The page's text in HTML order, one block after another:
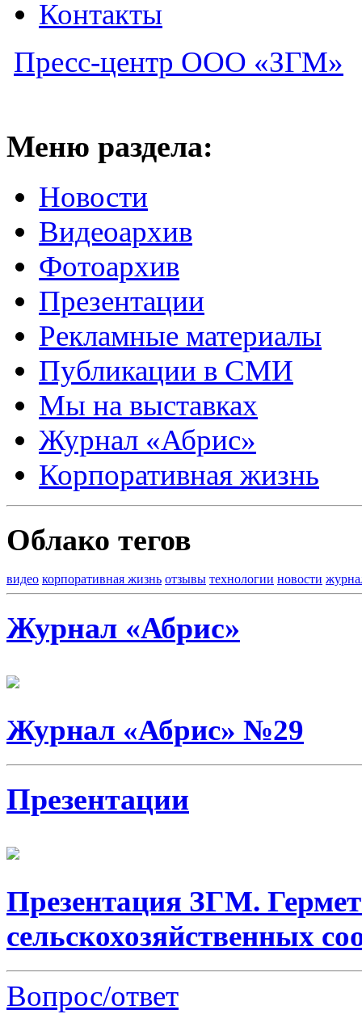
Контакты
Пресс-центр ООО «ЗГМ»
Меню раздела:
Новости
Видеоархив
Фотоархив
Презентации
Рекламные материалы
Публикации в СМИ
Мы на выставках
Журнал «Абрис»
Корпоративная жизнь
Облако тегов
видео корпоративная жизнь отзывы технологии новости
Журнал «Абрис»
Журнал «Абрис» №29
Презентации
Презентация ЗГМ.
сельскохозяйственных
Вопрос/ответ